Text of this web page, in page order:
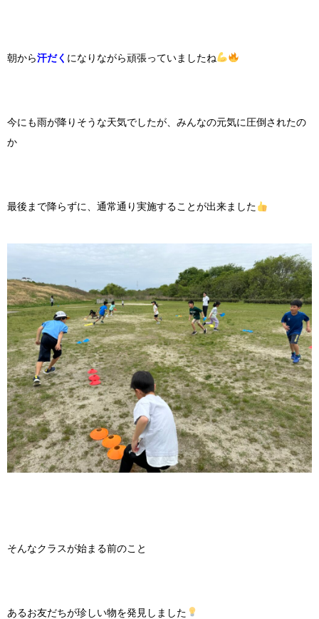
朝から汗だく になりながら頑張っていましたね
今にも雨が降りそうな天気でしたが、みんなの元気に圧倒されたの
か
最後まで降らずに、通常通り実施することが出来ました
そんなクラスが始まる前のこと
あるお友だちが珍しい物を発見しました